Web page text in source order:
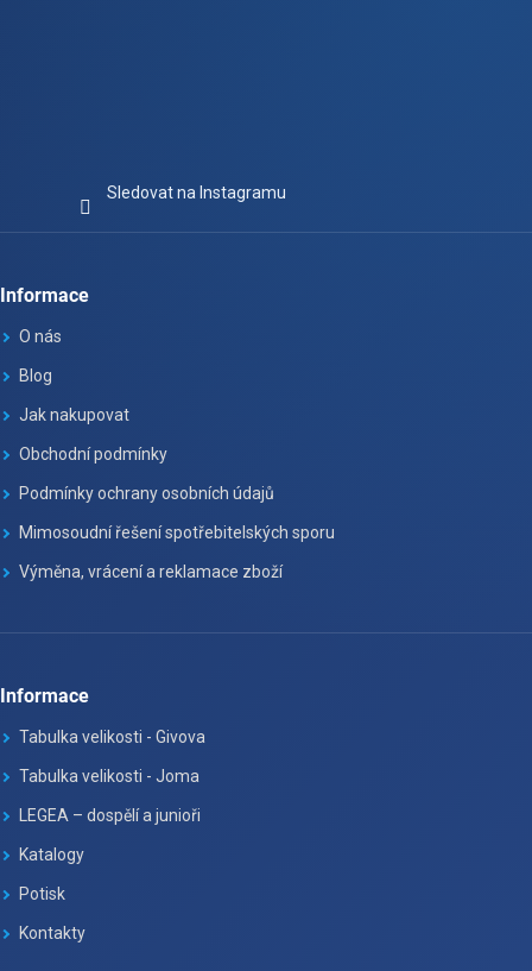
Sledovat na Instagramu
Informace
O nás
Blog
Jak nakupovat
Obchodní podmínky
Podmínky ochrany osobních údajů
Mimosoudní řešení spotřebitelských sporu
Výměna, vrácení a reklamace zboží
Informace
Tabulka velikosti - Givova
Tabulka velikosti - Joma
LEGEA – dospělí a junioři
Katalogy
Potisk
Kontakty